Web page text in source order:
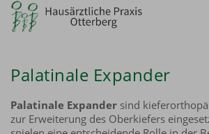
Palatinale Expander
Palatinale Expander sind
zur Erweiterung des Oberkiefers